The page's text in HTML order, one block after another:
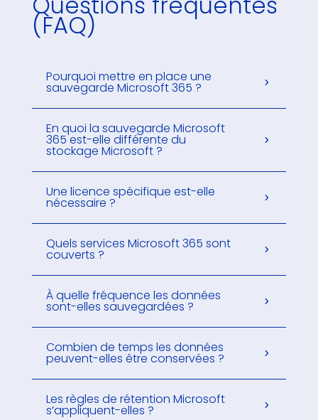
(FAQ)
Pourquoi mettre en place une
sauvegarde Microsoft 365 ?
En quoi la sauvegarde Microsoft
365 est-elle différente du
stockage Microsoft ?
Une licence spécifique est-elle
nécessaire ?
Quels services Microsoft 365 sont
couverts ?
À quelle fréquence les données
sont-elles sauvegardées ?
Combien de temps les données
peuvent-elles être conservées ?
Les règles de rétention Microsoft
s’appliquent-elles ?